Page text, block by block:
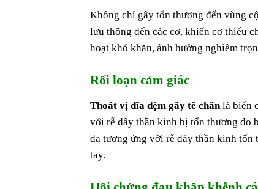
Không chỉ gây tổn thương đến vùng
lưu thông đến các cơ, khiến cơ thiếu
hoạt khó khăn, ảnh hưởng nghiêm
Rối loạn cảm giác
Thoát vị đĩa đệm gây tê chânlà biến
với rễ dây thần kinh bị tổn thương do
da tương ứng với rễ dây thần kinh tổn
tay.